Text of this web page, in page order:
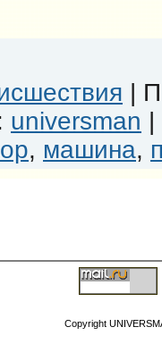
|
universman |
, машина,
Copyright